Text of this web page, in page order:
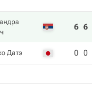
6 6
Датэ 0 0